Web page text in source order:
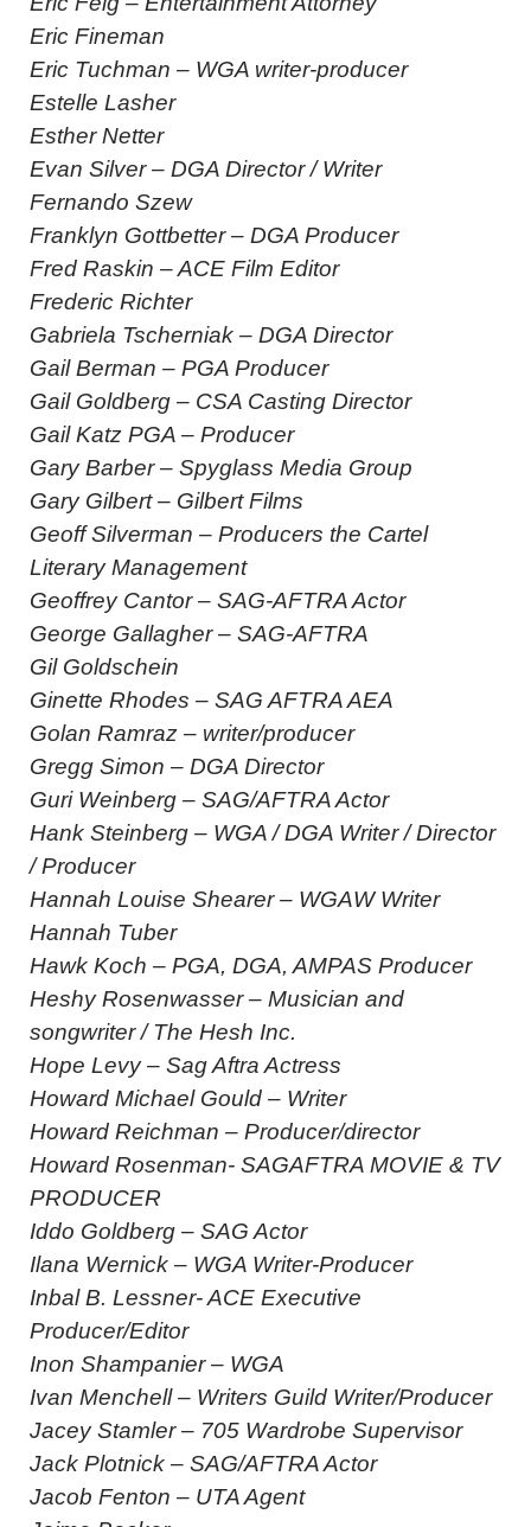
Eric Fineman
Eric Tuchman – WGA writer-producer
Estelle Lasher
Esther Netter
Evan Silver – DGA Director / Writer
Fernando Szew
Franklyn Gottbetter – DGA Producer
Fred Raskin – ACE Film Editor
Frederic Richter
Gabriela Tscherniak – DGA Director
Gail Berman – PGA Producer
Gail Goldberg – CSA Casting Director
Gail Katz PGA – Producer
Gary Barber – Spyglass Media Group
Gary Gilbert – Gilbert Films
Geoff Silverman – Producers the Cartel
Literary Management
Geoffrey Cantor – SAG-AFTRA Actor
George Gallagher – SAG-AFTRA
Gil Goldschein
Ginette Rhodes – SAG AFTRA AEA
Golan Ramraz – writer/producer
Gregg Simon – DGA Director
Guri Weinberg – SAG/AFTRA Actor
Hank Steinberg – WGA / DGA Writer / Director
/ Producer
Hannah Louise Shearer – WGAW Writer
Hannah Tuber
Hawk Koch – PGA, DGA, AMPAS Producer
Heshy Rosenwasser – Musician and
songwriter / The Hesh Inc.
Hope Levy – Sag Aftra Actress
Howard Michael Gould – Writer
Howard Reichman – Producer/director
Howard Rosenman- SAGAFTRA MOVIE & TV
PRODUCER
Iddo Goldberg – SAG Actor
Ilana Wernick – WGA Writer-Producer
Inbal B. Lessner- ACE Executive
Producer/Editor
Inon Shampanier – WGA
Ivan Menchell – Writers Guild Writer/Producer
Jacey Stamler – 705 Wardrobe Supervisor
Jack Plotnick – SAG/AFTRA Actor
Jacob Fenton – UTA Agent